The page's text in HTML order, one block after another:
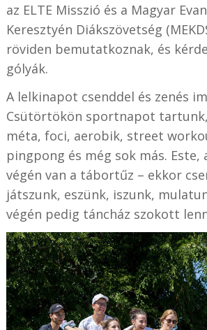
az ELTE Misszió és a Magyar
Keresztyén Diákszövetség
röviden bemutatkoznak, és
gólyák.
A lelkinapot csenddel és zenés
Csütörtökön sportnapot
méta, foci, aerobik, street
pingpong és még sok más. Este,
végén van a tábortűz – ekkor
játszunk, eszünk, iszunk,
végén pedig táncház szokott